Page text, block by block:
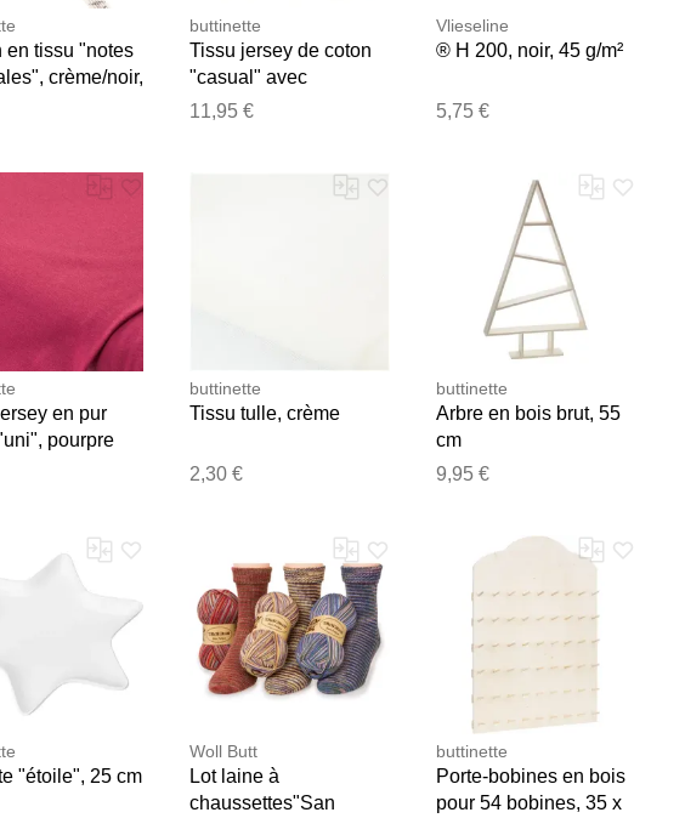
en tissu "notes
crème/noir,
5 m
buttinette
Tissu jersey de coton
"casual" avec
élasthanne, bordeaux
11,95 €
Vlieseline
® H 200, noir, 45 g/m²
5,75 €
en pur
pourpre
buttinette
Tissu tulle, crème
2,30 €
buttinette
Arbre en bois brut, 55
cm
9,95 €
"étoile", 25 cm
Woll Butt
Lot laine à
chaussettes"San
buttinette
Porte-bobines en bois
pour 54 bobines, 35 x